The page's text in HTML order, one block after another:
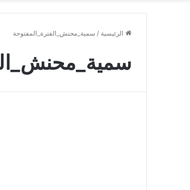
الرئيسية / سمية_محنش_الفترة_المفتوحة